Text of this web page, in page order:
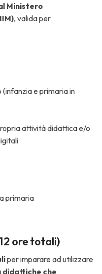
Ministero
, valida per
(infanzia e primaria in
attività didattica e/o
primaria
ore totali)
per imparare ad utilizzare
che